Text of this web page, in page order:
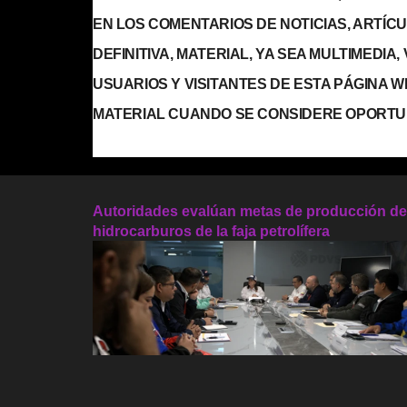
EN LOS COMENTARIOS DE NOTICIAS,
DEFINITIVA, MATERIAL, YA SEA
USUARIOS Y VISITANTES DE ESTA PÁGINA
MATERIAL CUANDO SE CONSIDERE
Autoridades evalúan metas de producción de
hidrocarburos de la faja petrolífera